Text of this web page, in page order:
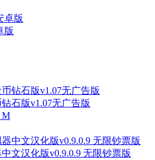
版
石版v1.07无广告版
M
文汉化版v0.9.0.9 无限钞票版